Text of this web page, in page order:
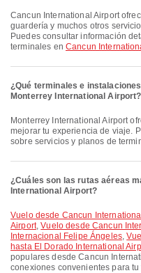
Cancun International Airport ofrece Autobús lanzadera, Taxi, Sala de
guardería y muchos otros
Puedes consultar información
terminales en Cancun
¿Qué terminales e
Monterrey International Airport?
Monterrey International Airport ofrece y muchas otras comodidades para
mejorar tu experiencia de viaje.
sobre servicios y planos de
¿Cuáles son las rutas aéreas
International Airport?
Vuelo desde Cancun International Airport hasta Mexico City International
Airport,Vuelo desde Cancun
Internacional Felipe Ángeles,
hasta El Dorado International
populares desde Cancun
conexiones convenientes para tu